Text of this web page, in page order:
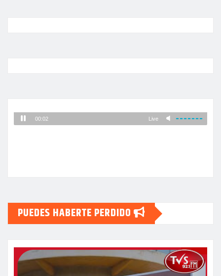
PUEDES HABERTE PERDIDO